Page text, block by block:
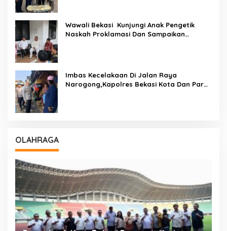
Wawali Bekasi Kunjungi Anak Pengetik
Naskah Proklamasi Dan Sampaikan
Imbas Kecelakaan Di Jalan Raya
Narogong,Kapolres Bekasi Kota Dan Para
OLAHRAGA